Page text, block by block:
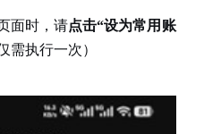
面时，请点击“设为常用账
需执行一次）